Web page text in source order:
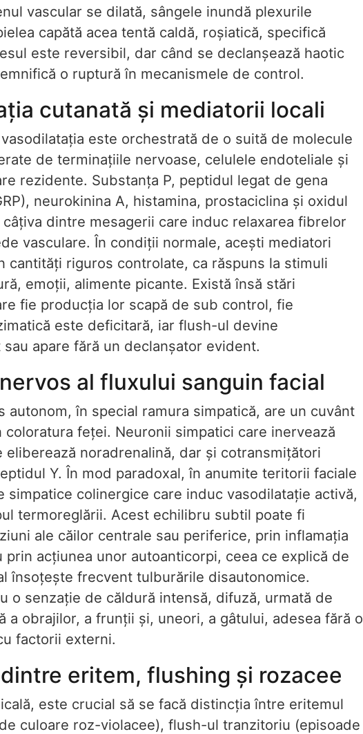
vascular se dilată, sângele inundă plexurile
capătă acea tentă caldă, roșiatică, specifică
este reversibil, dar când se declanșează haotic
o ruptură în mecanismele de control.
cutanată și mediatorii locali
este orchestrată de o suită de molecule
de terminațiile nervoase, celulele endoteliale și
rezidente. Substanța P, peptidul legat de gena
neurokinina A, histamina, prostaciclina și oxidul
dintre mesagerii care induc relaxarea fibrelor
vasculare. În condiții normale, acești mediatori
cantități riguros controlate, ca răspuns la stimuli
emoții, alimente picante. Există însă stări
fie producția lor scapă de sub control, fie
este deficitară, iar flush-ul devine
apare fără un declanșator evident.
al fluxului sanguin facial
autonom, în special ramura simpatică, are un cuvânt
coloratura feței. Neuronii simpatici care inervează
eliberează noradrenalină, dar și cotransmițători
Y. În mod paradoxal, în anumite teritorii faciale
simpatice colinergice care induc vasodilatație activă,
termoreglării. Acest echilibru subtil poate fi
ale căilor centrale sau periferice, prin inflamația
prin acțiunea unor autoanticorpi, ceea ce explică de
însoțește frecvent tulburările disautonomice.
o senzație de căldură intensă, difuză, urmată de
a obrajilor, a frunții și, uneori, a gâtului, adesea fără o
factorii externi.
eritem, flushing și rozacee
este crucial să se facă distincția între eritemul
culoare roz-violacee), flush-ul tranzitoriu (episoade